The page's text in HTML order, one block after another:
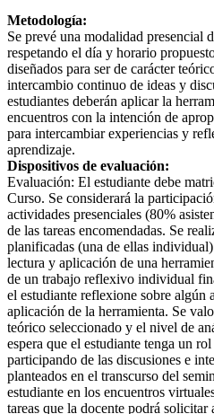
Metodología:
Se prevé una modalidad presencial
respetando el día y horario
diseñados para ser de carácter
intercambio continuo de ideas y
estudiantes deberán aplicar la
encuentros con la intención de
para intercambiar experiencias y
aprendizaje.
Dispositivos de evaluación:
Evaluación: El estudiante debe
Curso. Se considerará la
actividades presenciales (80%
de las tareas encomendadas. Se
planificadas (una de ellas
lectura y aplicación de una
de un trabajo reflexivo individual
el estudiante reflexione sobre algún
aplicación de la herramienta. Se
teórico seleccionado y el nivel de
espera que el estudiante tenga un
participando de las discusiones e
planteados en el transcurso del
estudiante en los encuentros
tareas que la docente podrá solicitar